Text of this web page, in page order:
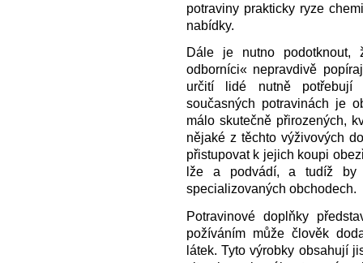
potraviny prakticky ryze
nabídky.
Dále je nutno podotknout,
odborníci« nepravdivě
určití lidé nutně potřebují
současných potravinách je
málo skutečně přirozených,
nějaké z těchto výživových
přistupovat k jejich koupi
lže a podvádí, a tudíž
specializovaných obchodech.
Potravinové doplňky
požíváním může člověk
látek. Tyto výrobky obsahují